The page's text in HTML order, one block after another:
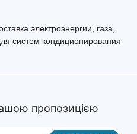
электроэнергии, газа,
систем кондиционирования
пропозицією